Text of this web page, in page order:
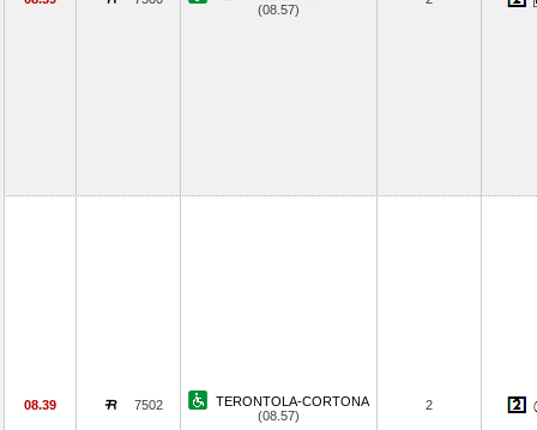
(08.57)
08.39 7502
TERONTOLA-CORTONA
(08.57)
2